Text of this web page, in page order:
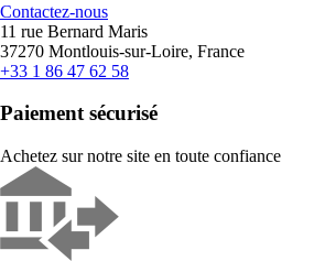
Contactez-nous
11 rue Bernard Maris
37270 Montlouis-sur-Loire, France
+33 1 86 47 62 58
Paiement sécurisé
Achetez sur notre site en toute confiance